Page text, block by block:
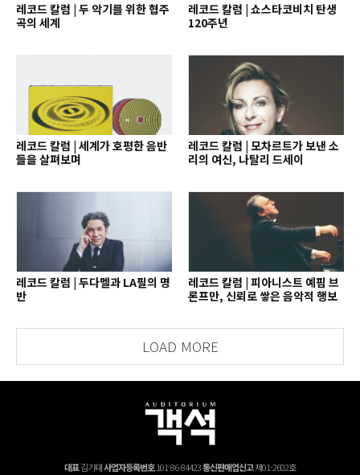
레코드 칼럼 | 두 악기를 위한 협주
곡의 세계
레코드 칼럼 | 쇼스타코비치 탄생
120주년
레코드 칼럼 | 세계가 호평한 음반
들을 살펴보며
레코드 칼럼 | 모차르트가 보낸 소
리의 여신, 나탈리 드세이
레코드 칼럼 | 두다멜과 LA필의 명
반
레코드 칼럼 | 피아니스트 예핌 브
론프만, 신뢰로 쌓은 음악적 행보
LOAD MORE
대표김기태사업자등록번호101-86-84423통신판매업신고제01-2602호